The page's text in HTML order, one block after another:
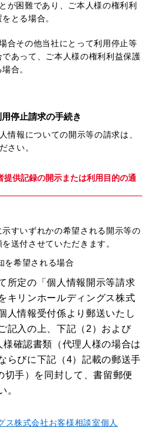
が困難であり、ご本人様の権利利
とる場合。
合その他当社にとって利用停止等
あって、ご本人様の権利利益保護
合。
停止請求の手続き
情報についての開示等の請求は、
さい。
提供記録の開示または利用目的の通
すいずれかの希望される開示等の
送付させていただきます。
を希望される場合
所定の「個人情報開示等請求
キリンホールディングス株式
人情報受付係より郵送いたし
記入の上、下記（2）および
様確認書類（代理人様の場合は
らびに下記（4）記載の郵送手
切手）を同封して、書留郵便
。
ス株式会社お客様相談室個人